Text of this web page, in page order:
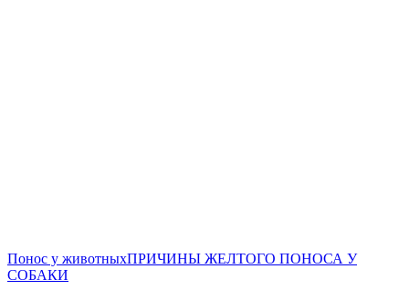
Понос у животныхПРИЧИНЫ ЖЕЛТОГО ПОНОСА У
СОБАКИ